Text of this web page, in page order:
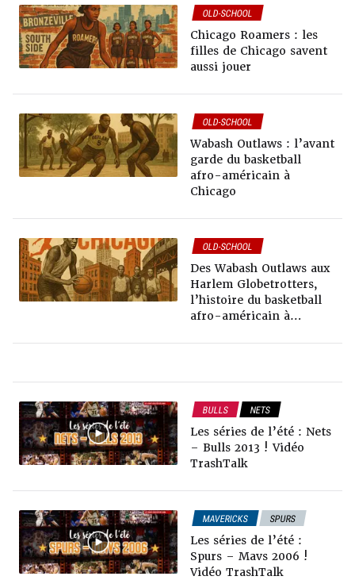
OLD-SCHOOL
Chicago Roamers : les
filles de Chicago savent
aussi jouer
OLD-SCHOOL
Wabash Outlaws : l’avant
garde du basketball
afro-américain à
Chicago
OLD-SCHOOL
Des Wabash Outlaws aux
Harlem Globetrotters,
l’histoire du basketball
afro-américain à
BULLS
NETS
VIDÉOS TRASHTALK
OLD-SCHOOL
PLAYOFFS NBA
Les séries de l’été : Nets
– Bulls 2013 ! Vidéo
TrashTalk
MAVERICKS
SPURS
PLAYOFFS NBA
OLD-SCHOOL
VIDÉOS TRASHTALK
Les séries de l’été :
Spurs – Mavs 2006 !
Vidéo TrashTalk